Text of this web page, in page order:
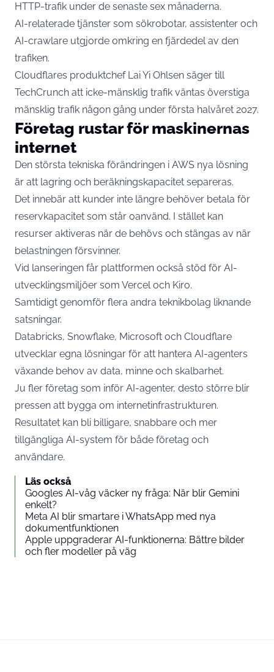
HTTP-trafik under de senaste sex månaderna.
AI-relaterade tjänster som sökrobotar, assistenter och
AI-crawlare utgjorde omkring en fjärdedel av den
trafiken.
Cloudflares produktchef Lai Yi Ohlsen säger till
TechCrunch att icke-mänsklig trafik väntas överstiga
mänsklig trafik någon gång under första halvåret 2027.
Företag rustar för maskinernas
internet
Den största tekniska förändringen i AWS nya lösning
är att lagring och beräkningskapacitet separeras.
Det innebär att kunder inte längre behöver betala för
reservkapacitet som står oanvänd. I stället kan
resurser aktiveras när de behövs och stängas av när
belastningen försvinner.
Vid lanseringen får plattformen också stöd för AI-
utvecklingsmiljöer som Vercel och Kiro.
Samtidigt genomför flera andra teknikbolag liknande
satsningar.
Databricks, Snowflake, Microsoft och Cloudflare
utvecklar egna lösningar för att hantera AI-agenters
växande behov av data, minne och skalbarhet.
Ju fler företag som inför AI-agenter, desto större blir
pressen att bygga om internetinfrastrukturen.
Resultatet kan bli billigare, snabbare och mer
tillgängliga AI-system för både företag och
användare.
Läs också
Googles AI-våg väcker ny fråga: När blir Gemini
enkelt?
Meta AI blir smartare i WhatsApp med nya
dokumentfunktionen
Apple uppgraderar AI-funktionerna: Bättre bilder
och fler modeller på väg